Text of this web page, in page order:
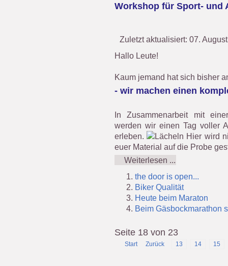
Workshop für Sport- und
Zuletzt aktualisiert: 07.
Hallo Leute!
Kaum jemand hat sich bisher
- wir machen einen
In Zusammenarbeit mit
werden wir einen Tag voller
erleben.
Hier wird
euer Material auf die Probe
Weiterlesen ...
the door is open...
Biker Qualität
Heute beim Maraton
Beim Gäsbockmarathon
Seite 18 von 23
Start Zurück 13 14 15